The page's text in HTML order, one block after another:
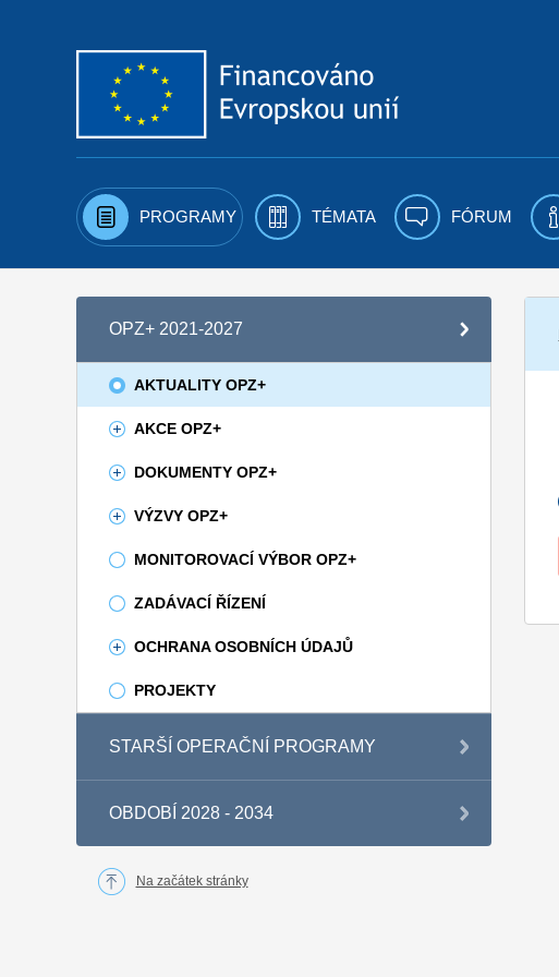
PROGRAMY TÉMATA FÓRUM
OPZ+ 2021-2027
AKTUALITY OPZ+
AKCE OPZ+
DOKUMENTY OPZ+
VÝZVY OPZ+
MONITOROVACÍ VÝBOR OPZ+
ZADÁVACÍ ŘÍZENÍ
OCHRANA OSOBNÍCH ÚDAJŮ
PROJEKTY
STARŠÍ OPERAČNÍ PROGRAMY
OBDOBÍ 2028 - 2034
Na začátek stránky